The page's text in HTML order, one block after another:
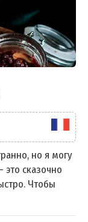
но я могу
это сказочно
Чтобы